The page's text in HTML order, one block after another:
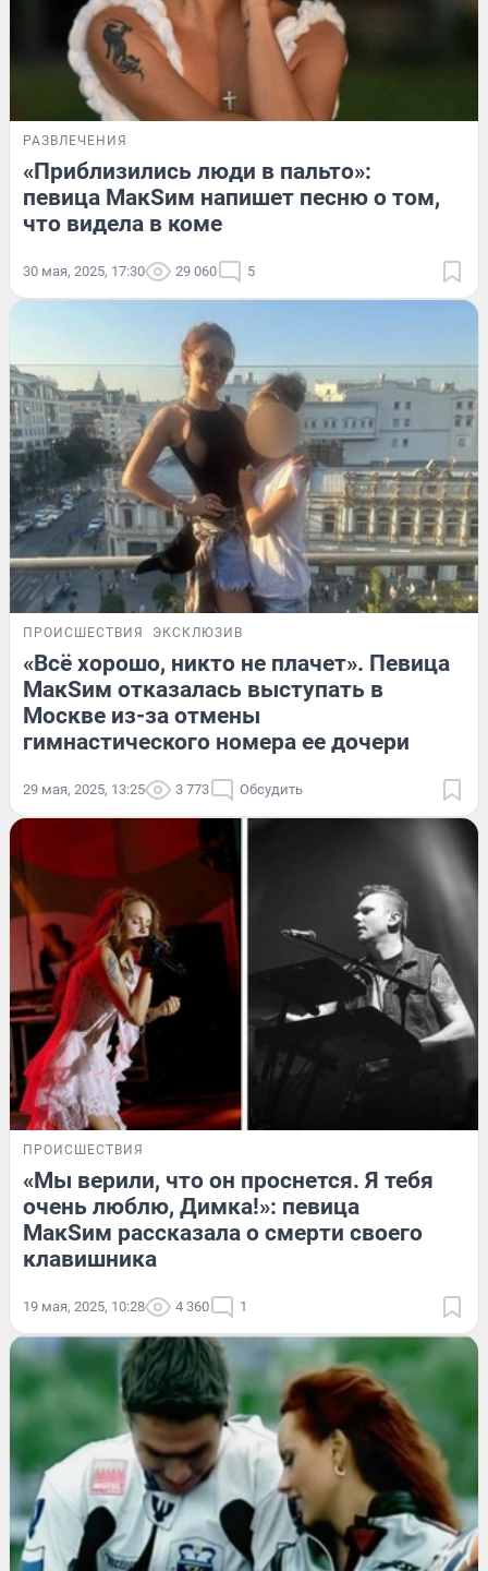
РАЗВЛЕЧЕНИЯ
«Приблизились люди в пальто»:
певица МакSим напишет песню о том,
что видела в коме
30 мая, 2025, 17:30 29 060 5
ПРОИСШЕСТВИЯ ЭКСКЛЮЗИВ
«Всё хорошо, никто не плачет». Певица
МакSим отказалась выступать в
Москве из-за отмены
гимнастического номера ее дочери
29 мая, 2025, 13:25 3 773 Обсудить
ПРОИСШЕСТВИЯ
«Мы верили, что он проснется. Я тебя
очень люблю, Димка!»: певица
МакSим рассказала о смерти своего
клавишника
19 мая, 2025, 10:28 4 360 1